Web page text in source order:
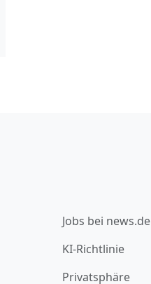
Jobs bei news.de
KI-Richtlinie
Privatsphäre